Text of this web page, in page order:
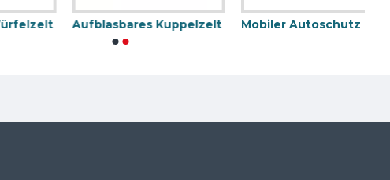
Aufblasbares Kuppelzelt Mobiler Autoschutz